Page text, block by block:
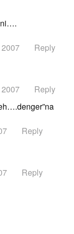
Reply
Reply
Reply
Reply